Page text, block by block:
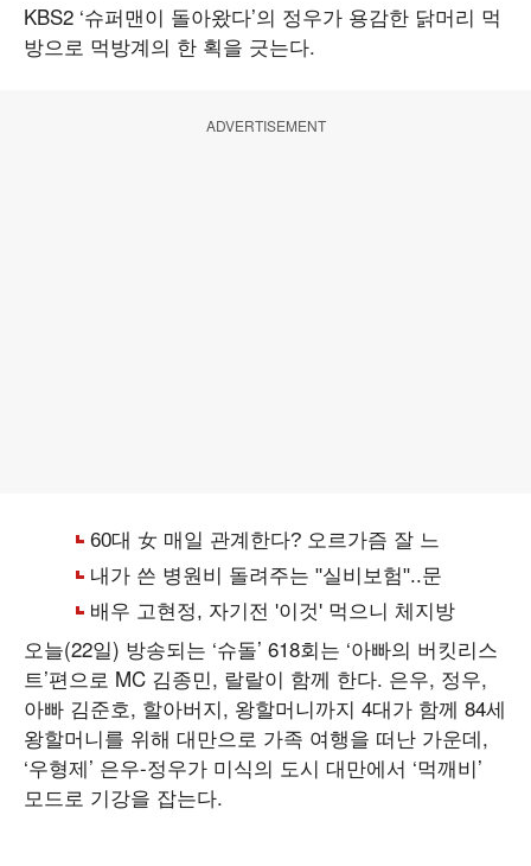
KBS2 ‘슈퍼맨이 돌아왔다’의 정우가 용감한 닭머리 먹
방으로 먹방계의 한 획을 긋는다.
ADVERTISEMENT
오늘(22일) 방송되는 ‘슈돌’ 618회는 ‘아빠의 버킷리스
트’편으로 MC 김종민, 랄랄이 함께 한다. 은우, 정우,
아빠 김준호, 할아버지, 왕할머니까지 4대가 함께 84세
왕할머니를 위해 대만으로 가족 여행을 떠난 가운데,
‘우형제’ 은우-정우가 미식의 도시 대만에서 ‘먹깨비’
모드로 기강을 잡는다.